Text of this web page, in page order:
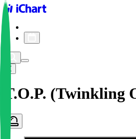
iChart logo
T.O.P. (Twinkling